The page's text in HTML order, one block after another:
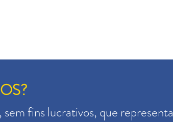
sem fins lucrativos, que representa